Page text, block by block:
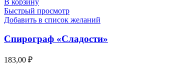
Быстрый просмотр
Добавить в список желаний
Спирограф «Сладости»
183,00 ₽